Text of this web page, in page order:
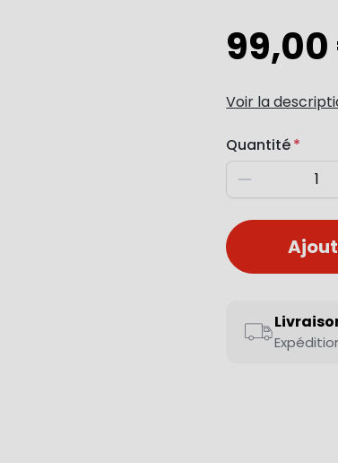
Voir la
Quantité
Diminuer